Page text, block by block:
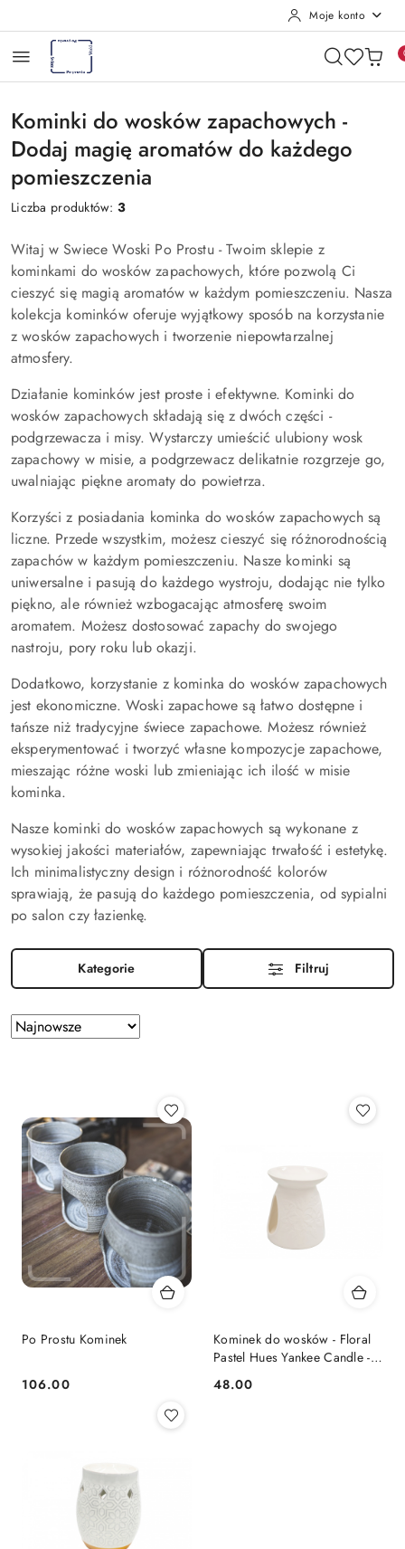
Moje konto
Kominki do wosków zapachowych -
Dodaj magię aromatów do każdego
pomieszczenia
Liczba produktów:3
Witaj w Swiece Woski Po Prostu - Twoim sklepie z
kominkami do wosków zapachowych, które pozwolą Ci
cieszyć się magią aromatów w każdym pomieszczeniu. Nasza
kolekcja kominków oferuje wyjątkowy sposób na korzystanie
z wosków zapachowych i tworzenie niepowtarzalnej
atmosfery.
Działanie kominków jest proste i efektywne. Kominki do
wosków zapachowych składają się z dwóch części -
podgrzewacza i misy. Wystarczy umieścić ulubiony wosk
zapachowy w misie, a podgrzewacz delikatnie rozgrzeje go,
uwalniając piękne aromaty do powietrza.
Korzyści z posiadania kominka do wosków zapachowych są
liczne. Przede wszystkim, możesz cieszyć się różnorodnością
zapachów w każdym pomieszczeniu. Nasze kominki są
uniwersalne i pasują do każdego wystroju, dodając nie tylko
piękno, ale również wzbogacając atmosferę swoim
aromatem. Możesz dostosować zapachy do swojego
nastroju, pory roku lub okazji.
Dodatkowo, korzystanie z kominka do wosków zapachowych
jest ekonomiczne. Woski zapachowe są łatwo dostępne i
tańsze niż tradycyjne świece zapachowe. Możesz również
eksperymentować i tworzyć własne kompozycje zapachowe,
mieszając różne woski lub zmieniając ich ilość w misie
kominka.
Nasze kominki do wosków zapachowych są wykonane z
wysokiej jakości materiałów, zapewniając trwałość i estetykę.
Ich minimalistyczny design i różnorodność kolorów
sprawiają, że pasują do każdego pomieszczenia, od sypialni
po salon czy łazienkę.
Kategorie Filtruj
Zastosowano
sortowanie:
Sortuj
według
Po Prostu Kominek
Cena:
106.00
Kominek do wosków - Floral
Pastel Hues Yankee Candle -
biały kwiaty
Cena:
48.00